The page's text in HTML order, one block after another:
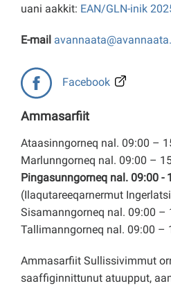
uani aakkit: EAN/GLN-inik
E-mail
Facebook
Ammasarfiit
Ataasinngorneq nal. 09:00 –
Marlunngorneq nal. 09:00 –
Pingasunngorneq nal. 09:00 -
(Ilaqutareeqarnermut
Sisamanngorneq nal. 09:00 –
Tallimanngorneq nal. 09:00 –
Ammasarfiit Sullissivimmut
saaffiginnittunut atuupput,